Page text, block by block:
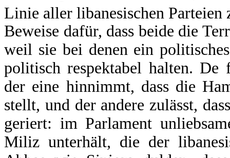
Linie aller libanesischen Parteien
Beweise dafür, dass beide die
weil sie bei denen ein
politisch respektabel halten. De
der eine hinnimmt, dass die
stellt, und der andere zulässt,
geriert: im Parlament
Miliz unterhält, die der